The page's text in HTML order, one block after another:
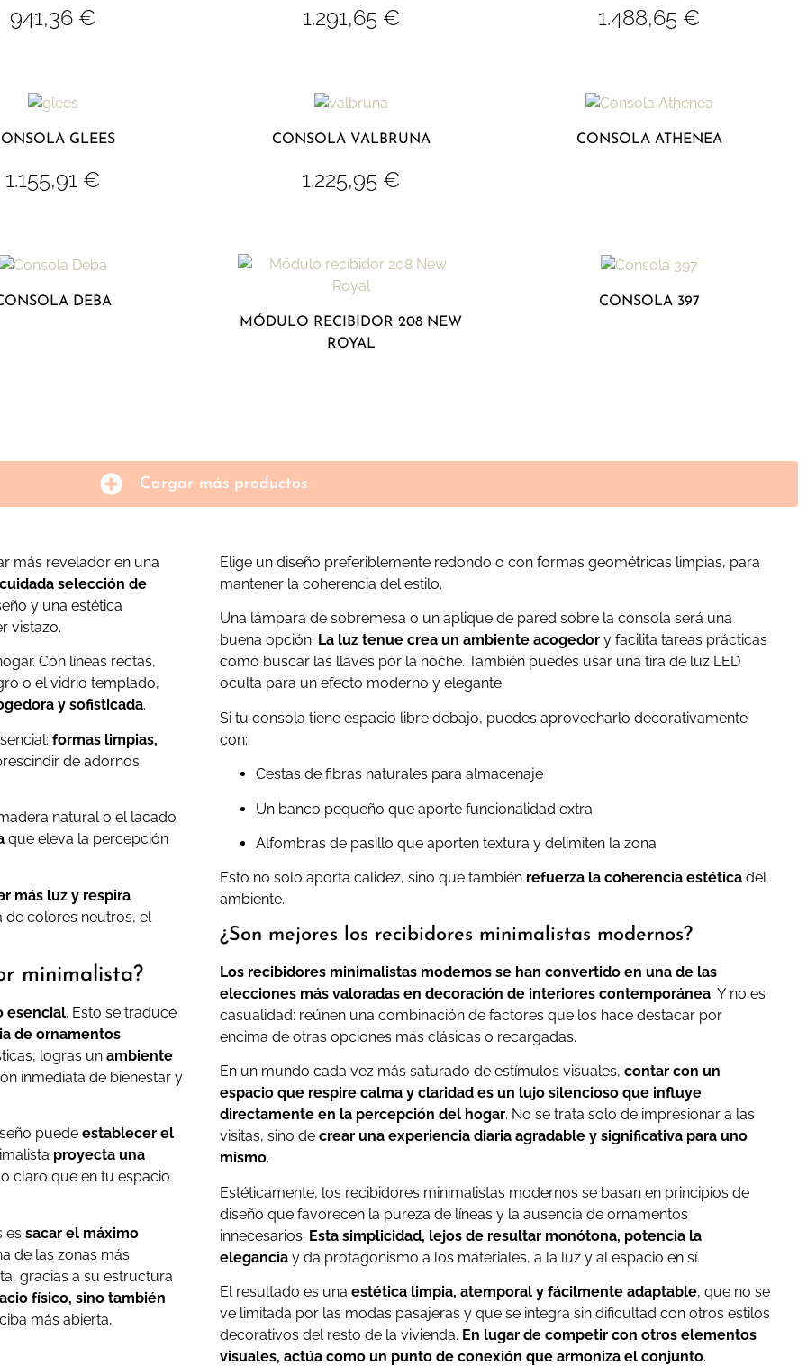
941,36 € 1.291,65 € 1.488,65 €
GLEES
1.155,91 €
CONSOLA VALBRUNA
1.225,95 €
CONSOLA ATHENEA
DEBA
MÓDULO RECIBIDOR 208 NEW
ROYAL
CONSOLA 397
Cargar más productos
más revelador en una
selección de
y una estética
vistazo.
Con líneas rectas,
o el vidrio templado,
y sofisticada.
formas limpias,
de adornos
natural o el lacado
que eleva la percepción
más luz y respira
de colores neutros, el
minimalista?
esencial. Esto se traduce
de ornamentos
logras un ambiente
inmediata de bienestar y
puede establecer el
proyecta una
claro que en tu espacio
es sacar el máximo
de las zonas más
gracias a su estructura
físico, sino también
más abierta,
Elige un diseño preferiblemente redondo o con formas geométricas limpias, para
mantener la coherencia del estilo.
Una lámpara de sobremesa o un aplique de pared sobre la consola será una
buena opción. La luz tenue crea un ambiente acogedor y facilita tareas prácticas
como buscar las llaves por la noche. También puedes usar una tira de luz LED
oculta para un efecto moderno y elegante.
Si tu consola tiene espacio libre debajo, puedes aprovecharlo decorativamente
con:
Cestas de fibras naturales para almacenaje
Un banco pequeño que aporte funcionalidad extra
Alfombras de pasillo que aporten textura y delimiten la zona
Esto no solo aporta calidez, sino que también refuerza la coherencia estética del
ambiente.
¿Son mejores los recibidores minimalistas modernos?
Los recibidores minimalistas modernos se han convertido en una de las
elecciones más valoradas en decoración de interiores contemporánea. Y no es
casualidad: reúnen una combinación de factores que los hace destacar por
encima de otras opciones más clásicas o recargadas.
En un mundo cada vez más saturado de estímulos visuales, contar con un
espacio que respire calma y claridad es un lujo silencioso que influye
directamente en la percepción del hogar. No se trata solo de impresionar a las
visitas, sino de crear una experiencia diaria agradable y significativa para uno
mismo.
Estéticamente, los recibidores minimalistas modernos se basan en principios de
diseño que favorecen la pureza de líneas y la ausencia de ornamentos
innecesarios. Esta simplicidad, lejos de resultar monótona, potencia la
elegancia y da protagonismo a los materiales, a la luz y al espacio en sí.
El resultado es una estética limpia, atemporal y fácilmente adaptable, que no se
ve limitada por las modas pasajeras y que se integra sin dificultad con otros estilos
decorativos del resto de la vivienda. En lugar de competir con otros elementos
visuales, actúa como un punto de conexión que armoniza el conjunto.